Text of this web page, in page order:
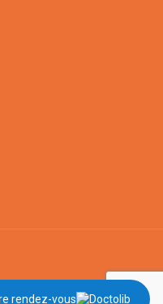
rendez-vous
.Mentions légales